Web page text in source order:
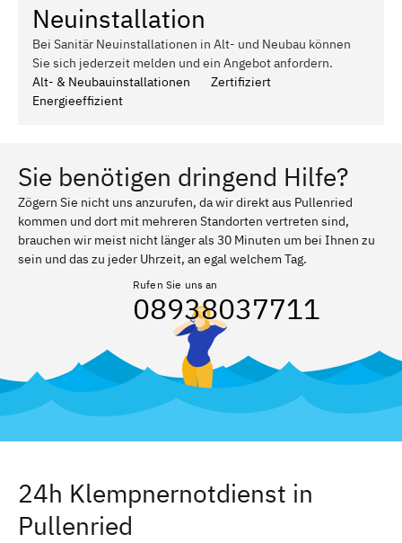
Neuinstallation
Bei Sanitär Neuinstallationen in Alt- und Neubau können
Sie sich jederzeit melden und ein Angebot anfordern.
Alt- & Neubauinstallationen
Zertifiziert
Energieeffizient
Sie benötigen dringend Hilfe?
Zögern Sie nicht uns anzurufen, da wir direkt aus Pullenried
kommen und dort mit mehreren Standorten vertreten sind,
brauchen wir meist nicht länger als 30 Minuten um bei Ihnen zu
sein und das zu jeder Uhrzeit, an egal welchem Tag.
Rufen Sie uns an
08938037711
24h Klempnernotdienst in
Pullenried